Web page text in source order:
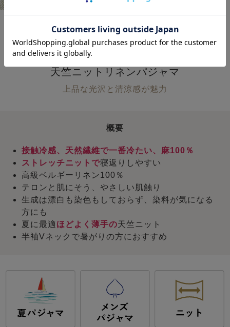
触れるたびに、ひんやり冷たい！
ほどよく伸びて寝返りしやすい
天竺ニットリネンパジャマ
上品な光沢と清涼感が魅力
概要
接触冷感、天然繊維で一番冷たい、麻100％
ストレッチニットで寝返りしやすい
高級ベルギーリネン100％
テロンと肌にそう、やさしい肌触り
生成は漂白も染色もしておらず、染料が気になる
方にも
夏に最適 ほどよく薄手の天竺ニット
半袖Vネックで暑がりの方におすすめ